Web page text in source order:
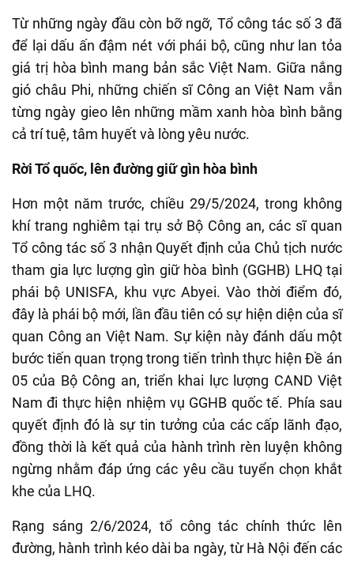
Từ những ngày đầu còn bỡ ngỡ, Tổ công tác số 3 đã
để lại dấu ấn đậm nét với phái bộ, cũng như lan tỏa
giá trị hòa bình mang bản sắc Việt Nam. Giữa nắng
gió châu Phi, những chiến sĩ Công an Việt Nam vẫn
từng ngày gieo lên những mầm xanh hòa bình bằng
cả trí tuệ, tâm huyết và lòng yêu nước.
Rời Tổ quốc, lên đường giữ gìn hòa bình
Hơn một năm trước, chiều 29/5/2024, trong không
khí trang nghiêm tại trụ sở Bộ Công an, các sĩ quan
Tổ công tác số 3 nhận Quyết định của Chủ tịch nước
tham gia lực lượng gìn giữ hòa bình (GGHB) LHQ tại
phái bộ UNISFA, khu vực Abyei. Vào thời điểm đó,
đây là phái bộ mới, lần đầu tiên có sự hiện diện của sĩ
quan Công an Việt Nam. Sự kiện này đánh dấu một
bước tiến quan trọng trong tiến trình thực hiện Đề án
05 của Bộ Công an, triển khai lực lượng CAND Việt
Nam đi thực hiện nhiệm vụ GGHB quốc tế. Phía sau
quyết định đó là sự tin tưởng của các cấp lãnh đạo,
đồng thời là kết quả của hành trình rèn luyện không
ngừng nhằm đáp ứng các yêu cầu tuyển chọn khắt
khe của LHQ.
Rạng sáng 2/6/2024, tổ công tác chính thức lên
đường, hành trình kéo dài ba ngày, từ Hà Nội đến các